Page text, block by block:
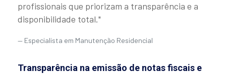
profissionais que priorizam a transparência e a
disponibilidade total."
Especialista em Manutenção Residencial
Transparência na emissão de notas fiscais e